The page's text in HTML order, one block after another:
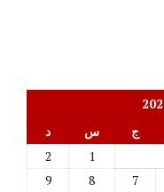
ج س
د
1
2
7
8
9